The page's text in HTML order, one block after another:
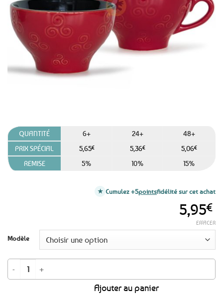
aux
favoris
QUANTITÉ 6+ 24+
48+
PRIX SPÉCIAL
5,65€ 5,36€ 5,06€
REMISE 5% 10% 15%
5,95€
Modèle
EFFACER
quantité de Bolée à cidre Triskell rouge et noir en grès – 2 modèles au
Ajouter au panier
Cumulez +5pointsfidélité sur cet achat